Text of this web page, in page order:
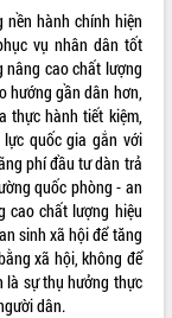
hành chính hiện
vụ nhân dân tốt
nâng cao chất lượng
hướng gần dân hơn,
thực hành tiết kiệm,
quốc gia gắn với
phí đầu tư dàn trả
quốc phòng - an
cao chất lượng hiệu
sinh xã hội để tăng
xã hội, không để
là sự thụ hưởng thực
dân.